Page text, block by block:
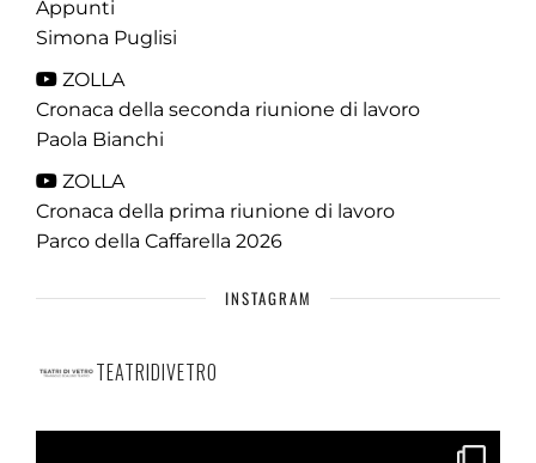
Appunti
Simona Puglisi
ZOLLA
Cronaca della seconda riunione di lavoro
Paola Bianchi
ZOLLA
Cronaca della prima riunione di lavoro
Parco della Caffarella 2026
INSTAGRAM
TEATRIDIVETRO